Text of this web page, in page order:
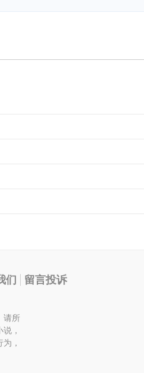
们 留言投诉
请所
，
，